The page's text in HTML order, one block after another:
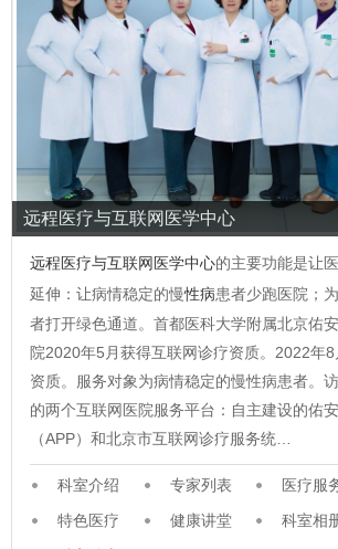
远程医疗与互联网医学中心
远程医疗与互联网医学中心的主要功能是让
延伸：让病情稳定的慢性病患者少跑医院；
者打开绿色通道。首都医科大学附属北京佑
院2020年5月获得互联网诊疗资质。2022年
资质。服务对象为病情稳定的慢性病患者。
的两个互联网医院服务平台：自主建设的佑
（APP）和北京市互联网诊疗服务统…
科室介绍 专家列表
医疗服
特色医疗
健康讲堂
科室相